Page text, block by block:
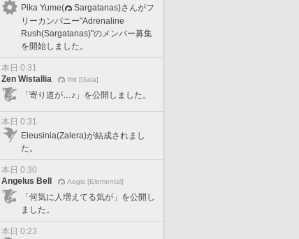
Pika Yume(
Sargatanas)さんがフ
リーカンパニー"Adrenaline
Rush(Sargatanas)"のメンバー募集
を開始しました。
本日 0:31
Zen Wistallia
Ifrit [Gaia]
「寄り道が…♪」を公開しました。
本日 0:31
Eleusinia(Zalera)が結成されまし
た。
本日 0:30
Angelus Bell
Aegis [Elemental]
「何気に人増えてる気が」を公開し
ました。
本日 0:23